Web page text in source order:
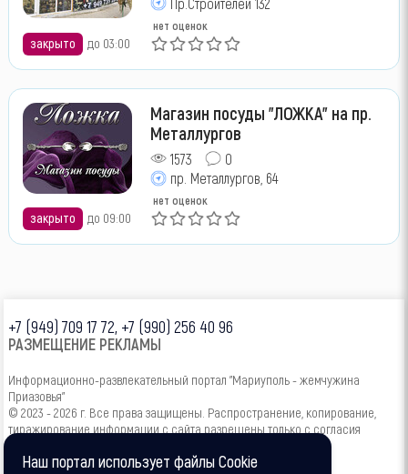
закрыто до 03:00
нет оценок
закрыто до 09:00
Магазин посуды "ЛОЖКА" на пр.
Металлургов
1573
0
пр. Металлургов, 64
нет оценок
+7 (949) 709 17 72, +7 (990) 256 40 96
РАЗМЕЩЕНИЕ РЕКЛАМЫ
Информационно-развлекательный портал "Мариуполь - жемчужина
Приазовья"
© 2023 - 2026 г. Все права защищены. Распространение, копирование,
тиражирование информации с сайта разрешены только с согласия
Наш портал использует файлы Cookie